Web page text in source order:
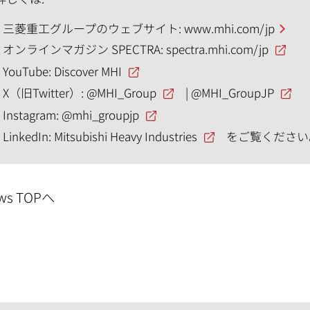
三菱重工グループのウェブサイト: www.mhi.com/jp
オンラインマガジン SPECTRA: spectra.mhi.com/jp
YouTube: Discover MHI
X（旧Twitter）: @MHI_Group | @MHI_GroupJP
Instagram: @mhi_groupjp
LinkedIn: Mitsubishi Heavy Industries をご覧くださ
TOPへ